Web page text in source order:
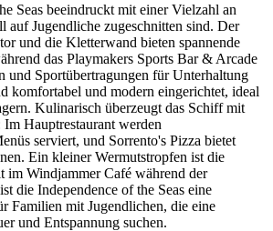
Seas beeindruckt mit einer Vielzahl an
auf Jugendliche zugeschnitten sind. Der
und die Kletterwand bieten spannende
das Playmakers Sports Bar & Arcade
und Sportübertragungen für Unterhaltung
komfortabel und modern eingerichtet, ideal
Kulinarisch überzeugt das Schiff mit
Hauptrestaurant werden
serviert, und Sorrento's Pizza bietet
Ein kleiner Wermutstropfen ist die
im Windjammer Café während der
die Independence of the Seas eine
Familien mit Jugendlichen, die eine
und Entspannung suchen.